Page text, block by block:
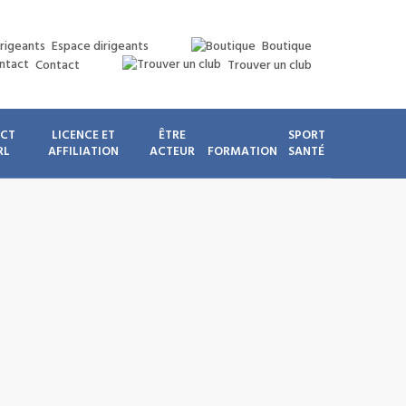
Espace dirigeants
Boutique
Contact
Trouver un club
LICENCE ET
AFFILIATION
ÊTRE
ACTEUR
FORMATION
SPORT
SANTÉ